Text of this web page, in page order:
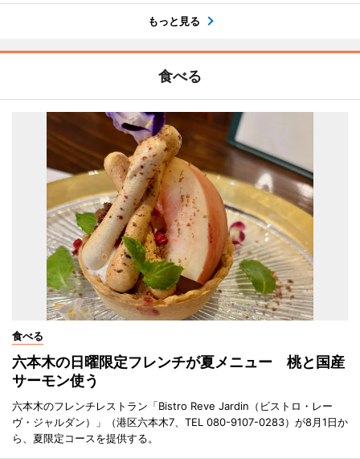
もっと見る
食べる
食べる
六本木の日曜限定フレンチが夏メニュー 桃と国産
サーモン使う
六本木のフレンチレストラン「Bistro Reve Jardin（ビストロ・レー
ヴ・ジャルダン）」（港区六本木7、TEL 080-9107-0283）が8月1日か
ら、夏限定コースを提供する。